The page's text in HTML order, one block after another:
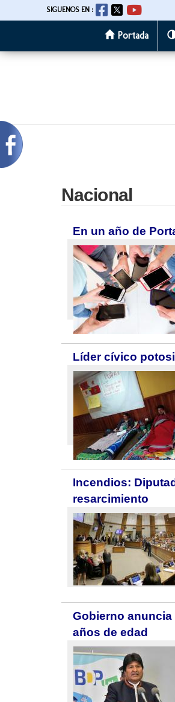
al
SIGUENOS EN :
Portada
Nacional
En un año de
Líder cívico
Incendios:
resarcimiento
Gobierno
años de edad